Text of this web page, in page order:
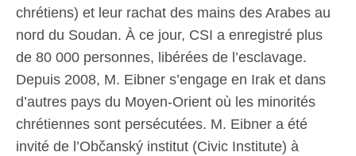
chrétiens) et leur rachat des mains des Arabes au
nord du Soudan. À ce jour, CSI a enregistré plus
de 80 000 personnes, libérées de l’esclavage.
Depuis 2008, M. Eibner s’engage en Irak et dans
d’autres pays du Moyen-Orient où les minorités
chrétiennes sont persécutées. M. Eibner a été
invité de l’Občanský institut (Civic Institute) à